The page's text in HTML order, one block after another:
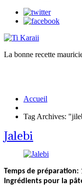
La bonne recette
Accueil
Tag Archives:
Jalebi
Temps de préparation:
Ingrédients pour la